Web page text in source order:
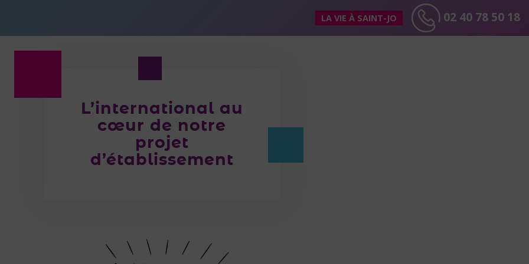
LA VIE À SAINT-JO 02 40 78 50 18
L’international au
cœur de notre
projet
d’établissement